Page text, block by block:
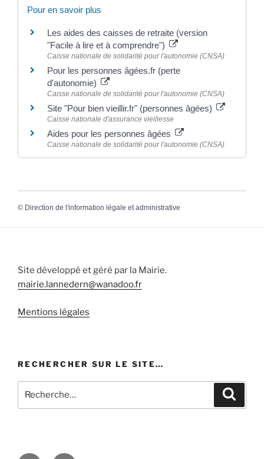
Pour en savoir plus
Les aides des caisses de retraite (version
"Facile à lire et à comprendre")
Caisse nationale de solidarité pour l'autonomie (CNSA)
Pour les personnes âgées.fr (perte
d'autonomie)
Caisse nationale de solidarité pour l'autonomie (CNSA)
Site "Pour bien vieillir.fr" (personnes âgées)
Caisse nationale d'assurance vieillesse
Aides pour les personnes âgées
Caisse nationale de solidarité pour l'autonomie (CNSA)
© Direction de l'information légale et administrative
Site développé et géré par la Mairie.
mairie.lannedern@wanadoo.fr
Mentions légales
RECHERCHER SUR LE SITE…
pour